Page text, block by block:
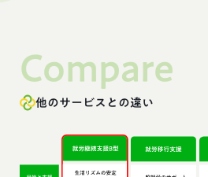
Compare
他のサービスとの違い